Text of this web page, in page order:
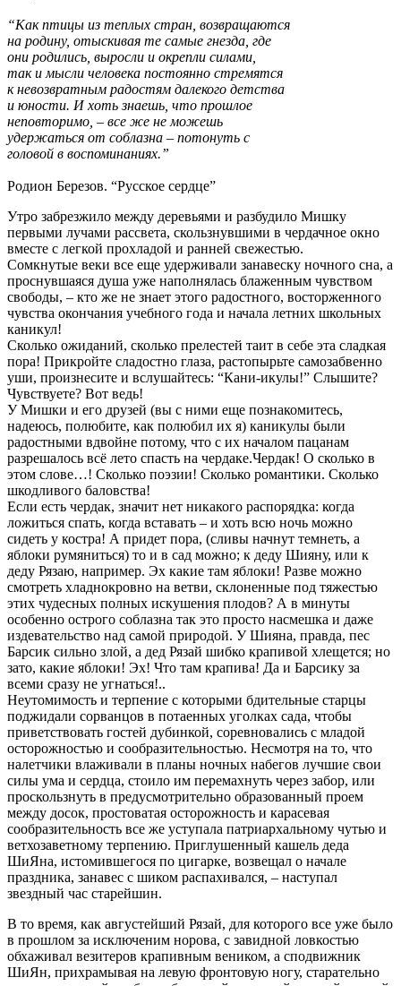
“Как птицы из теплых стран, возвращаются
на родину, отыскивая те самые гнезда, где
они родились, выросли и окрепли силами,
так и мысли человека постоянно стремятся
к невозвратным радостям далекого детства
и юности. И хоть знаешь, что прошлое
неповторимо, – все же не можешь
удержаться от соблазна – потонуть с
головой в воспоминаниях.”
Родион Березов. “Русское сердце”
Утро забрезжило между деревьями и разбудило Мишку
первыми лучами рассвета, скользнувшими в чердачное окно
вместе с легкой прохладой и ранней свежестью.
Сомкнутые веки все еще удерживали занавеску ночного сна, а
проснувшаяся душа уже наполнялась блаженным чувством
свободы, – кто же не знает этого радостного, восторженного
чувства окончания учебного года и начала летних школьных
каникул!
Сколько ожиданий, сколько прелестей таит в себе эта сладкая
пора! Прикройте сладостно глаза, растопырьте самозабвенно
уши, произнесите и вслушайтесь: “Кани-икулы!” Слышите?
Чувствуете? Вот ведь!
У Мишки и его друзей (вы с ними еще познакомитесь,
надеюсь, полюбите, как полюбил их я) каникулы были
радостными вдвойне потому, что с их началом пацанам
разрешалось всё лето спасть на чердаке.Чердак! О сколько в
этом слове…! Сколько поэзии! Сколько романтики. Сколько
шкодливого баловства!
Если есть чердак, значит нет никакого распорядка: когда
ложиться спать, когда вставать – и хоть всю ночь можно
сидеть у костра! А придет пора, (сливы начнут темнеть, а
яблоки румяниться) то и в сад можно; к деду Шияну, или к
деду Рязаю, например. Эх какие там яблоки! Разве можно
смотреть хладнокровно на ветви, склоненные под тяжестью
этих чудесных полных искушения плодов? А в минуты
особенно острого соблазна так это просто насмешка и даже
издевательство над самой природой. У Шияна, правда, пес
Барсик сильно злой, а дед Рязай шибко крапивой хлещется; но
зато, какие яблоки! Эх! Что там крапива! Да и Барсику за
всеми сразу не угнаться!..
Неутомимость и терпение с которыми бдительные старцы
поджидали сорванцов в потаенных уголках сада, чтобы
приветствовать гостей дубинкой, соревновались с младой
осторожностью и сообразительностью. Несмотря на то, что
налетчики влаживали в планы ночных набегов лучшие свои
силы ума и сердца, стоило им перемахнуть через забор, или
проскользнуть в предусмотрительно образованный проем
между досок, простоватая осторожность и карасевая
сообразительность все же уступала патриархальному чутью и
ветхозаветному терпению. Приглушенный кашель деда
ШиЯна, истомившегося по цигарке, возвещал о начале
праздника, занавес с шиком распахивался, – наступал
звездный час старейшин.
В то время, как августейший Рязай, для которого все уже было
в прошлом за исключеним норова, с завидной ловкостью
обхаживал везитеров крапивным веником, а сподвижник
ШиЯн, прихрамывая на левую фронтовую ногу, старательно